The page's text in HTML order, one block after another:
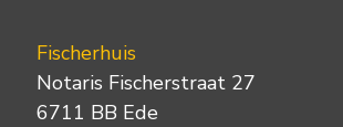
Fischerhuis
Notaris Fischerstraat 27
6711 BB Ede